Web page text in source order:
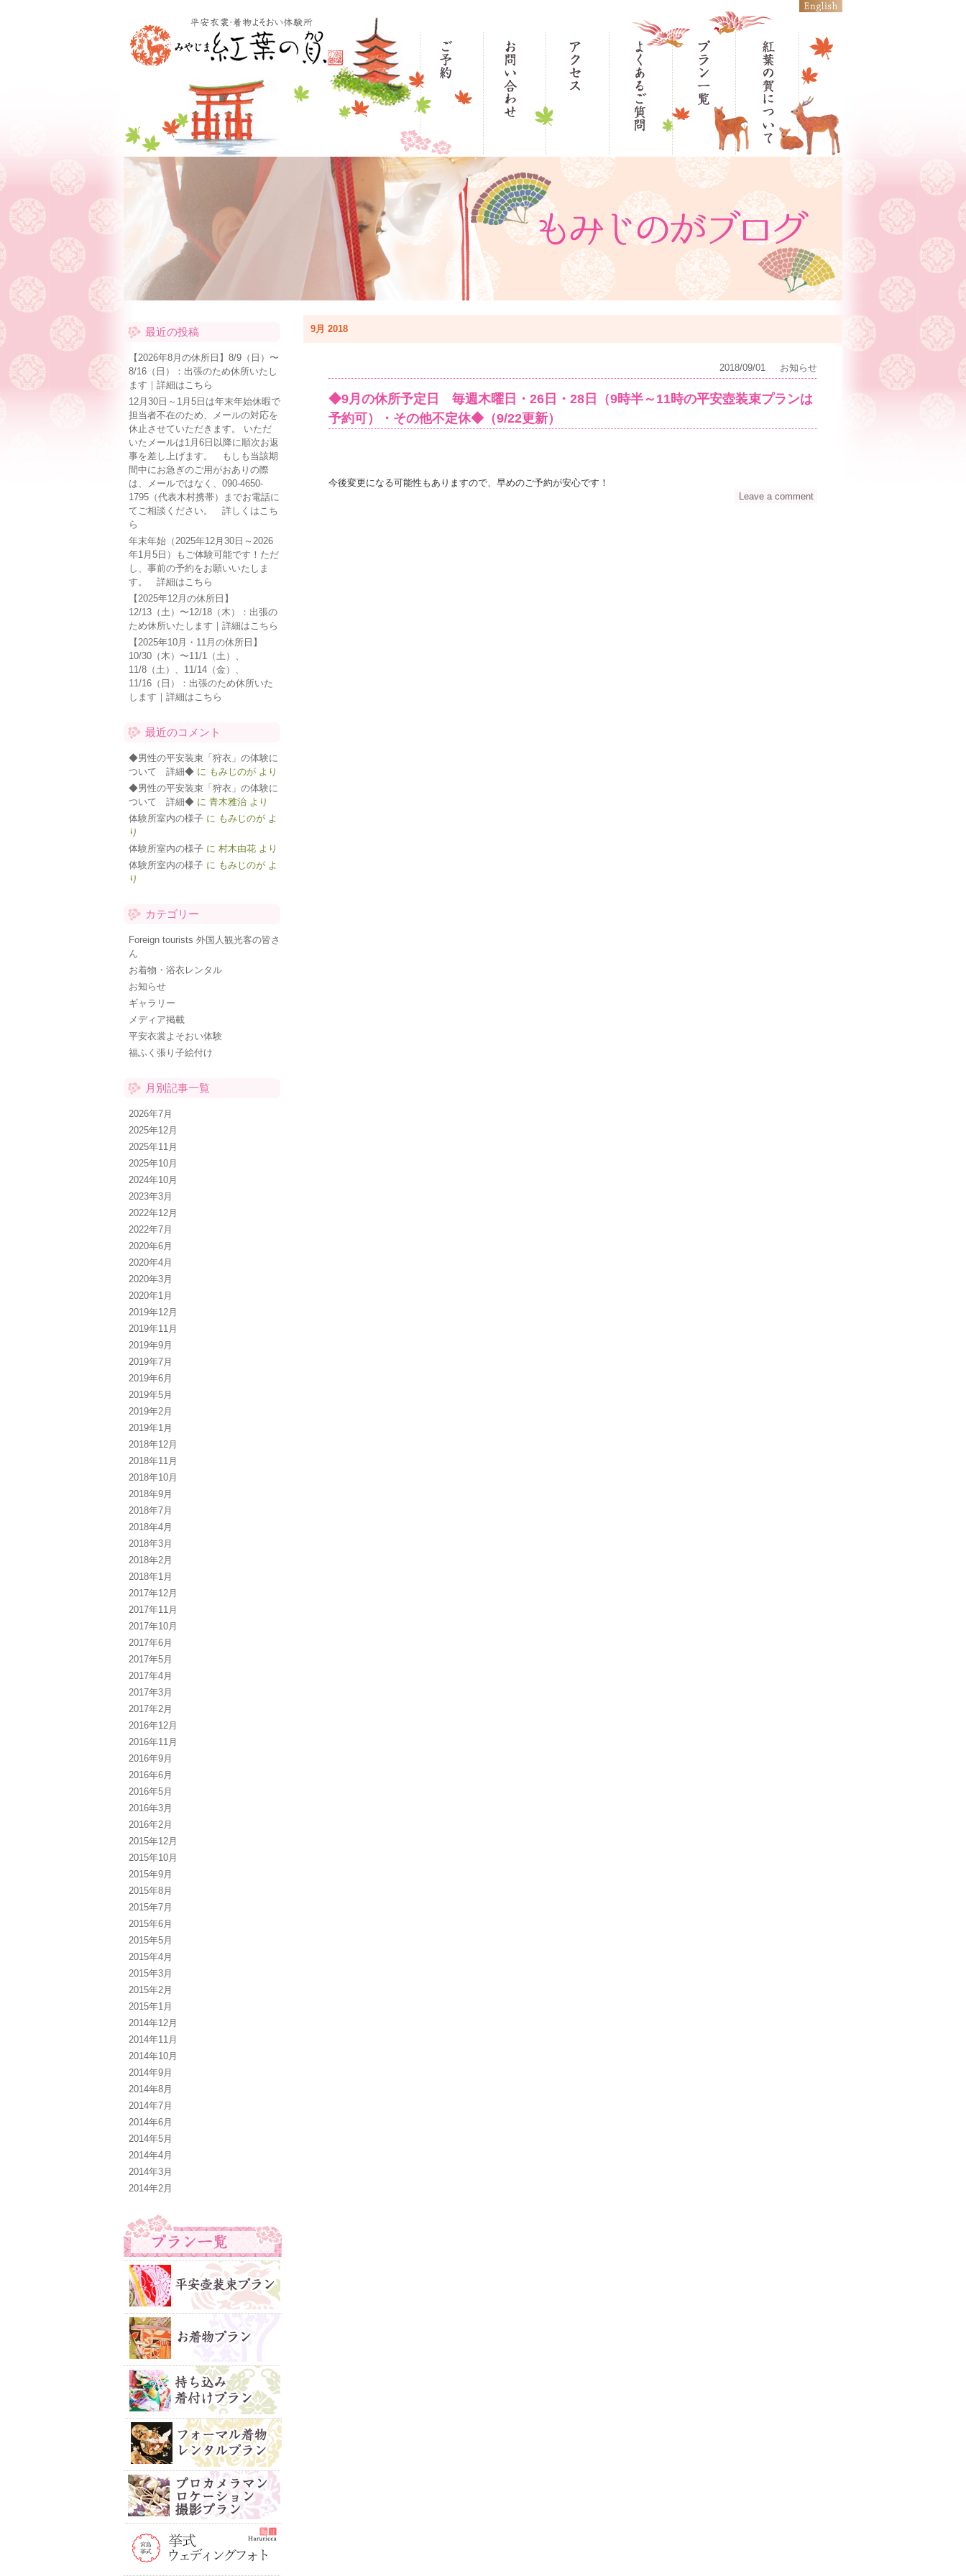
9月 2018
2018/09/01 お知らせ
◆9月の休所予定日 毎週木曜日・26日・28日（9時半～11時の平安壺装束プランは
予約可）・その他不定休◆（9/22更新）
今後変更になる可能性もありますので、早めのご予約が安心です！
Leave a comment
最近の投稿
【2026年8月の休所日】8/9（日）〜
8/16（日）：出張のため休所いたし
ます｜詳細はこちら
12月30日～1月5日は年末年始休暇で
担当者不在のため、メールの対応を
休止させていただきます。 いただ
いたメールは1月6日以降に順次お返
事を差し上げます。 もしも当該期
間中にお急ぎのご用がおありの際
は、メールではなく、090-4650-
1795（代表木村携帯）までお電話に
てご相談ください。 詳しくはこち
ら
年末年始（2025年12月30日～2026
年1月5日）もご体験可能です！ただ
し、事前の予約をお願いいたしま
す。 詳細はこちら
【2025年12月の休所日】
12/13（土）〜12/18（木）：出張の
ため休所いたします｜詳細はこちら
【2025年10月・11月の休所日】
10/30（木）〜11/1（土）、
11/8（土）、11/14（金）、
11/16（日）：出張のため休所いた
します｜詳細はこちら
最近のコメント
◆男性の平安装束「狩衣」の体験に
ついて 詳細◆ に もみじのが より
◆男性の平安装束「狩衣」の体験に
ついて 詳細◆ に 青木雅治 より
体験所室内の様子 に もみじのが よ
り
体験所室内の様子 に 村木由花 より
体験所室内の様子 に もみじのが よ
り
カテゴリー
Foreign tourists 外国人観光客の皆さ
ん
お着物・浴衣レンタル
お知らせ
ギャラリー
メディア掲載
平安衣裳よそおい体験
福ふく張り子絵付け
月別記事一覧
2026年7月
2025年12月
2025年11月
2025年10月
2024年10月
2023年3月
2022年12月
2022年7月
2020年6月
2020年4月
2020年3月
2020年1月
2019年12月
2019年11月
2019年9月
2019年7月
2019年6月
2019年5月
2019年2月
2019年1月
2018年12月
2018年11月
2018年10月
2018年9月
2018年7月
2018年4月
2018年3月
2018年2月
2018年1月
2017年12月
2017年11月
2017年10月
2017年6月
2017年5月
2017年4月
2017年3月
2017年2月
2016年12月
2016年11月
2016年9月
2016年6月
2016年5月
2016年3月
2016年2月
2015年12月
2015年10月
2015年9月
2015年8月
2015年7月
2015年6月
2015年5月
2015年4月
2015年3月
2015年2月
2015年1月
2014年12月
2014年11月
2014年10月
2014年9月
2014年8月
2014年7月
2014年6月
2014年5月
2014年4月
2014年3月
2014年2月